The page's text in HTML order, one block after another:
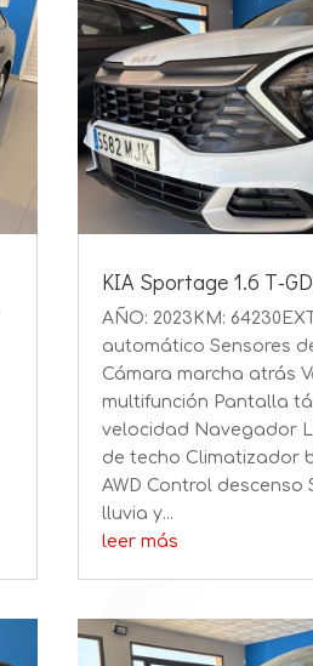
KIA Sportage 1.6 T-
AÑO: 2023KM:
automático Sensores
Cámara marcha atrás
multifunción Pantalla
velocidad Navegador
de techo Climatizador
AWD Control descenso
lluvia y...
leer más